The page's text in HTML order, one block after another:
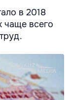
в 2018
чаще всего